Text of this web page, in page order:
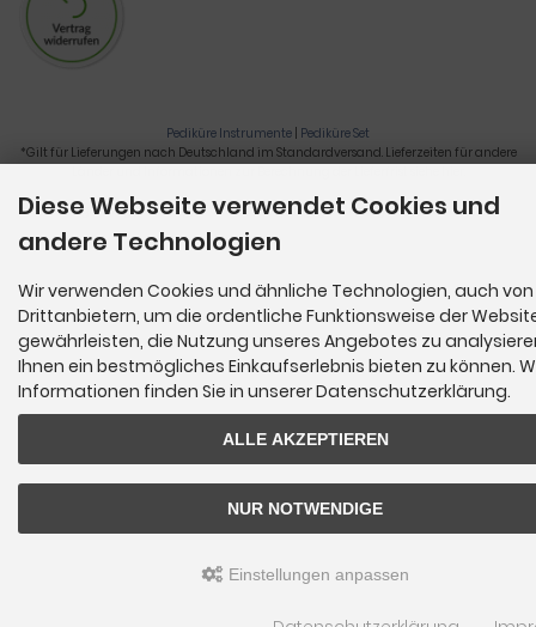
Pediküre Instrumente | Pediküre Set
*Gilt für Lieferungen nach Deutschland im Standardversand. Lieferzeiten für andere
Nagelzange, Podologie, Pediküre, Fußpflegegeräte, Nagelfräser © 2026
Diese Webseite verwendet Cookies und
andere Technologien
Wir verwenden Cookies und ähnliche Technologien, auch von
Drittanbietern, um die ordentliche Funktionsweise der
gewährleisten, die Nutzung unseres Angebotes zu
Ihnen ein bestmögliches Einkaufserlebnis bieten zu können.
Informationen finden Sie in unserer Datenschutzerklärung.
ALLE AKZEPTIEREN
NUR NOTWENDIGE
Einstellungen anpassen